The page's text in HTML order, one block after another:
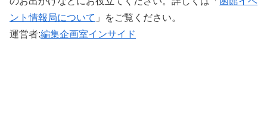
ント情報局について 」をご覧ください。 ‎
運営者:編集企画室インサイド